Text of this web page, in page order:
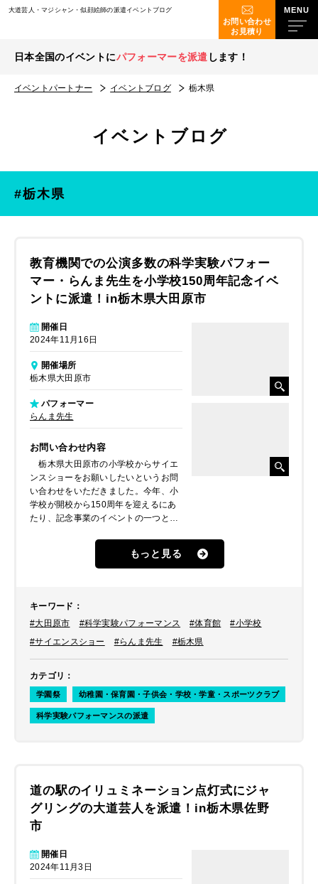
大道芸人・マジシャン・似顔絵師の派遣イベントブログ
お問い合わせ
お見積り
日本全国のイベントにパフォーマーを派遣 します！
イベントパートナー イベントブログ 栃木県
イベントブログ
#栃木県
教育機関での公演多数の科学実験パフォー
マー・らんま先生を小学校150周年記念イベ
ントに派遣！in栃木県大田原市
開催日
2024年11月16日
開催場所
栃木県大田原市
パフォーマー
らんま先生
お問い合わせ内容
栃木県大田原市の小学校からサイエ
ンスショーをお願いしたいというお問
い合わせをいただきました。今年、小
学校が開校から150周年を迎えるにあ
たり、記念事業のイベントの一つとし
で、環境省にも「環境パフォーマー」
として認定されるなど全国各地の小学
結果、「ぜひ、らんま先生に記念事業
を盛り上げてほしい！」とと快諾いた
だけました。
もっと見る
キーワード ：
#大田原市
#科学実験パフォーマンス #体育館
#小学校
#サイエンスショー
#らんま先生 #栃木県
カテゴリ ：
学園祭 幼稚園・保育園・子供会・学校・学童・スポーツクラブ
科学実験パフォーマンスの派遣
道の駅のイリュミネーション点灯式にジャ
グリングの大道芸人を派遣！in栃木県佐野
市
開催日
2024年11月3日